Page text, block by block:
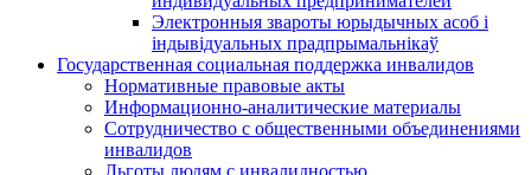
Электронныя звароты юрыдычных асоб і
індывідуальных прадпрымальнікаў
Государственная социальная поддержка инвалидов
Нормативные правовые акты
Информационно-аналитические материалы
Сотрудничество с общественными объединениями
инвалидов
Льготы людям с инвалидностью